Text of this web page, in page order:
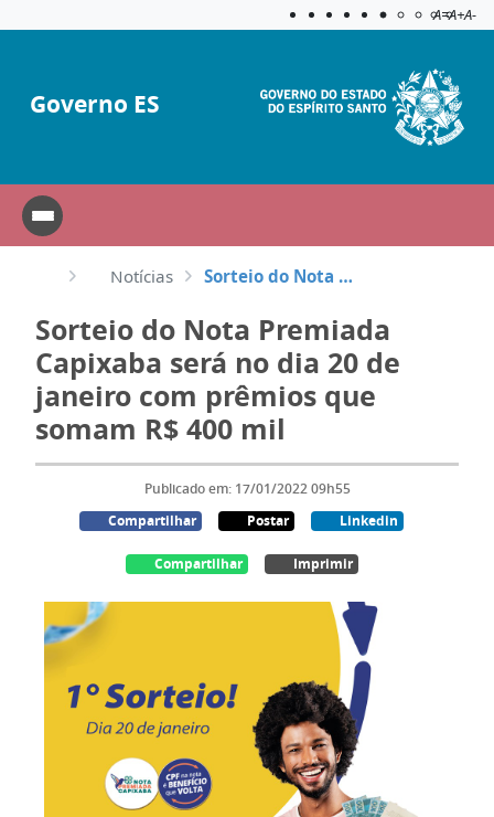
Aplicar
A=A+A-
Governo ES
Notícias Sorteio do Nota Premiada Capixaba será no dia 20 de janeiro com prêmios que somam R$ 400 mil
Sorteio do Nota Premiada
Capixaba será no dia 20 de
janeiro com prêmios que
somam R$ 400 mil
Publicado em: 17/01/2022 09h55
Compartilhar
Postar Linkedin
Compartilhar Imprimir